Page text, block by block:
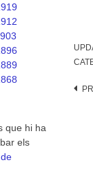
que hi ha
els